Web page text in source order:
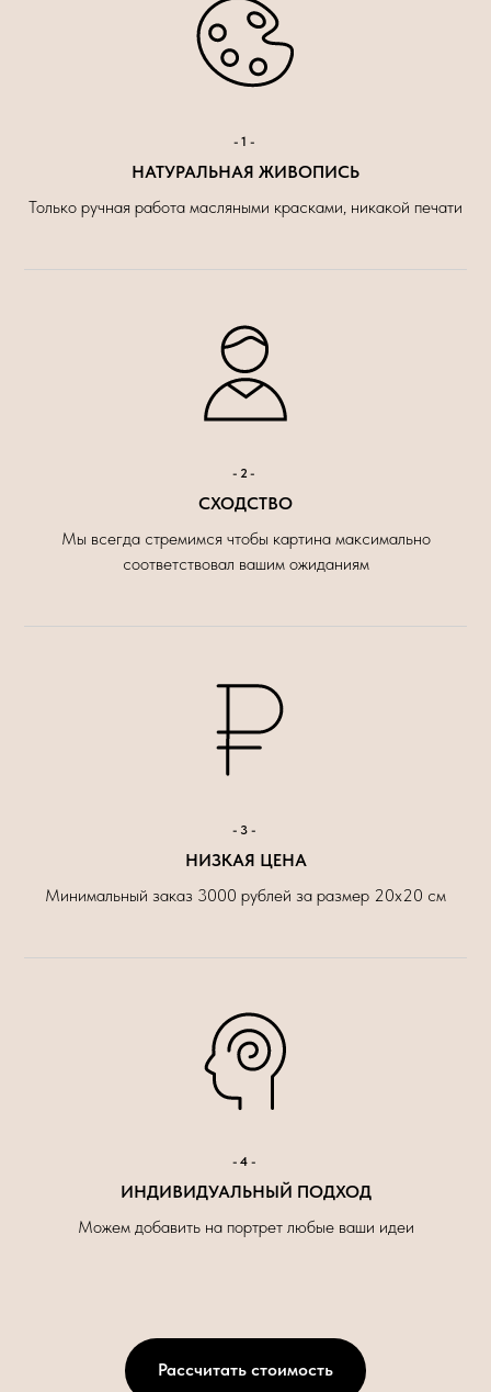
-1-
НАТУРАЛЬНАЯ ЖИВОПИСЬ
Только ручная работа масляными красками, никакой печати
-2-
СХОДСТВО
Мы всегда стремимся чтобы картина максимально
соответствовал вашим ожиданиям
-3-
НИЗКАЯ ЦЕНА
Минимальный заказ 3000 рублей за размер 20х20 см
-4-
ИНДИВИДУАЛЬНЫЙ ПОДХОД
Можем добавить на портрет любые ваши идеи
Рассчитать стоимость